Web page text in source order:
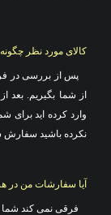
کالای مورد نظر
پس از بررسی در
از شما بگیریم. بعد
وارد کرده اید برای
نکرده باشید
آیا سفارشات من در
فرقی نمی کند شما